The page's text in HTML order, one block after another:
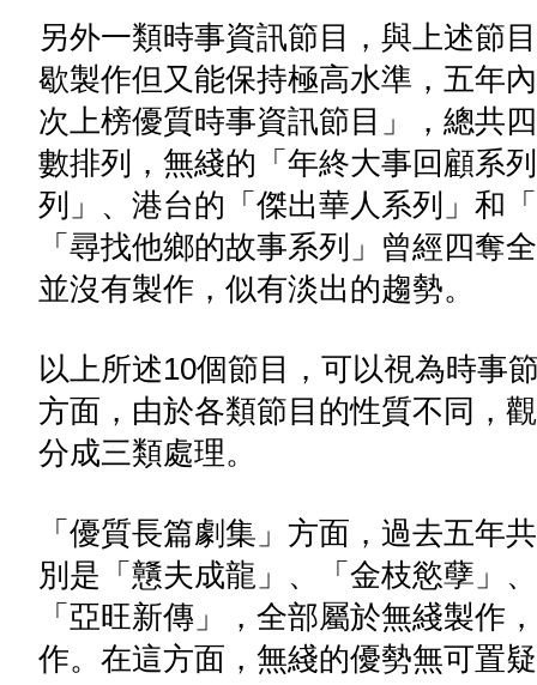
另外一類時事資訊節目，與上述節
歇製作但又能保持極高水準，五年
次上榜優質時事資訊節目」，總共
數排列，無綫的「年終大事回顧系
列」、港台的「傑出華人系列」和
「尋找他鄉的故事系列」曾經四奪
並沒有製作，似有淡出的趨勢。
以上所述10個節目，可以視為時事
方面，由於各類節目的性質不同，
分成三類處理。
「優質長篇劇集」方面，過去五年
別是「戇夫成龍」、「金枝慾孽」
「亞旺新傳」，全部屬於無綫製作
作。在這方面，無綫的優勢無可置